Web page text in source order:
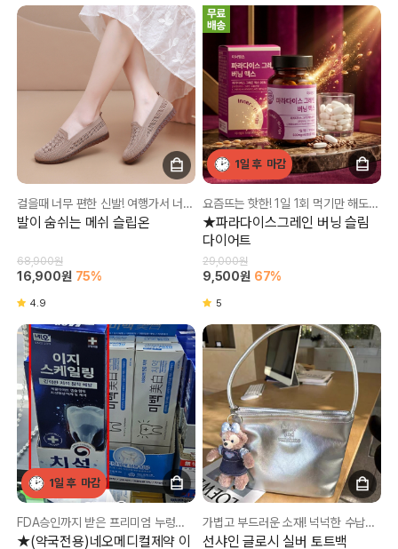
걸을때 너무 편한 신발! 여행가서 너무 잘 사용했네요💕
발이 숨쉬는 메쉬 슬립온
68,900원
16,900원 75%
4.9
1일 후 마감
요즘뜨는 핫한! 1일 1회 먹기만 해도 염증지방 덩어리 지우는 똑똑한 체지방 루틴!
★파라다이스그레인 버닝 슬림
다이어트
29,000원
9,500원 67%
5
1일 후 마감
FDA승인까지 받은 프리미엄 누렁니 치아착색을 해결~~~
★(약국전용)네오메디컬제약 이
가볍고 부드러운 소재! 넉넉한 수납공간으로 보관도 넉넉하게~
선샤인 글로시 실버 토트백